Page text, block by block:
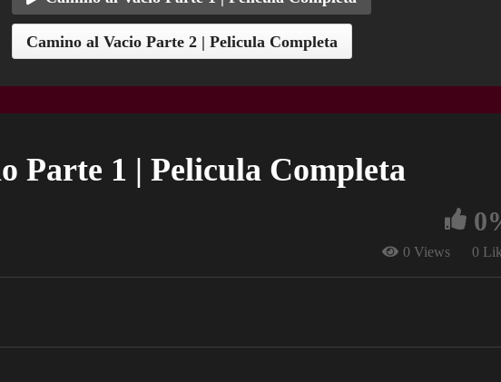
Camino al Vacio Parte 2 | Pelicula Completa
Parte 1 | Pelicula Completa
0 Views 0